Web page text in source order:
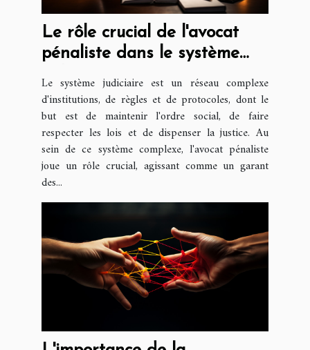
Le rôle crucial de l'avocat
pénaliste dans le système
Le système judiciaire est un réseau complexe
d'institutions, de règles et de protocoles, dont le
but est de maintenir l'ordre social, de faire
respecter les lois et de dispenser la justice. Au
sein de ce système complexe, l'avocat pénaliste
joue un rôle crucial, agissant comme un garant
des...